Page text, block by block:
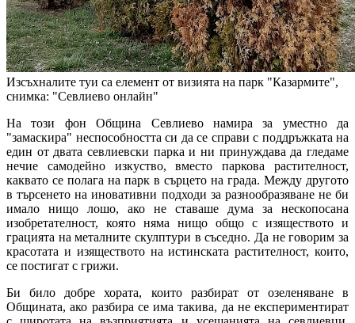
Изсъхналите туи са елемент от визията на парк "Казармите",
снимка: "Севлиево онлайн"
На този фон Община Севлиево намира за уместно да
"замаскира" неспособността си да се справи с поддръжката на
един от двата севлиевски парка и ни принуждава да гледаме
нечие самодейно изкуство, вместо паркова растителност,
каквато се полага на парк в сърцето на града. Между другото
в търсенето на иновативни подходи за разнообразяване не би
имало нищо лошо, ако не ставаше дума за нескопосана
изобретателност, която няма нищо общо с изяществото и
грацията на металните скулптури в съседно. Да не говорим за
красотата и изяществото на истинската растителност, които,
се постигат с грижи.
Би било добре хората, които разбират от озеленяване в
Общината, ако разбира се има такива, да не експериментират